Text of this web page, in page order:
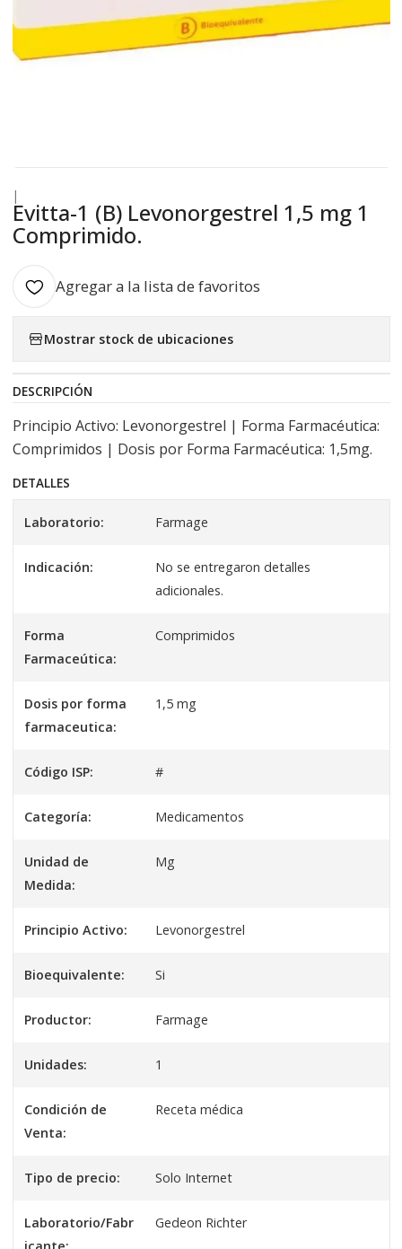
|
Evitta-1 (B) Levonorgestrel 1,5 mg 1
Comprimido.
Agregar a la lista de favoritos
Mostrar stock de ubicaciones
DESCRIPCIÓN
Principio Activo: Levonorgestrel | Forma Farmacéutica:
Comprimidos | Dosis por Forma Farmacéutica: 1,5mg.
DETALLES
Laboratorio: Farmage
Indicación:
No se entregaron detalles
adicionales.
Forma
Farmaceútica:
Comprimidos
Dosis por forma
farmaceutica:
1,5 mg
Código ISP: #
Categoría: Medicamentos
Unidad de
Medida:
Mg
Principio Activo: Levonorgestrel
Bioequivalente: Si
Productor: Farmage
Unidades: 1
Condición de
Venta:
Receta médica
Tipo de precio: Solo Internet
Laboratorio/Fabr
Gedeon Richter